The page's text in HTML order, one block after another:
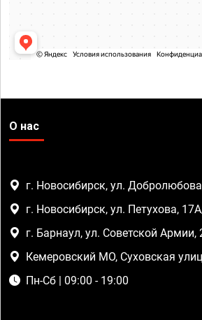
О нас
г. Новосибирск, ул.
г. Новосибирск, ул. Петухова,
г. Барнаул, ул. Советской Армии,
Кемеровский МО, Суховская
Пн-Сб | 09:00 - 19:00